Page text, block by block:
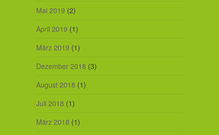
Mai 2019 (2)
April 2019 (1)
März 2019 (1)
Dezember 2018 (3)
August 2018 (1)
Juli 2018 (1)
März 2018 (1)